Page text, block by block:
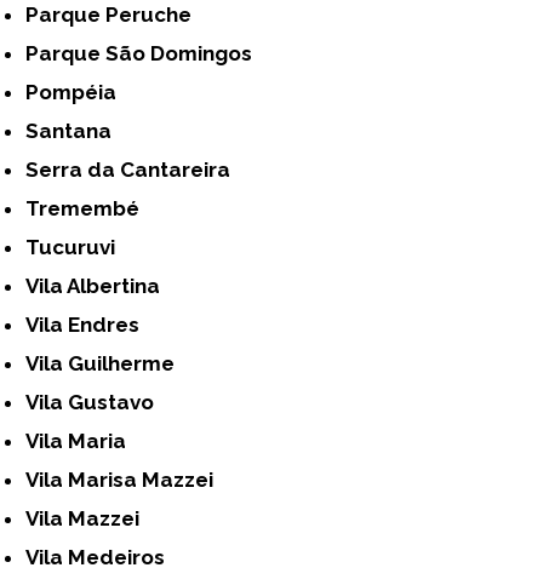
Parque Peruche
Parque São Domingos
Pompéia
Santana
Serra da Cantareira
Tremembé
Tucuruvi
Vila Albertina
Vila Endres
Vila Guilherme
Vila Gustavo
Vila Maria
Vila Marisa Mazzei
Vila Mazzei
Vila Medeiros